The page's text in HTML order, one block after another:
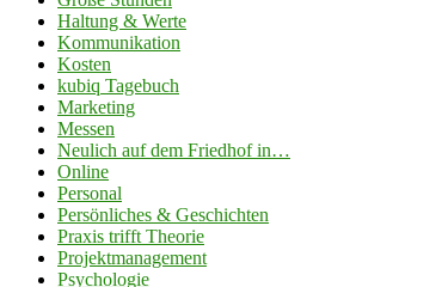
Haltung & Werte
Kommunikation
Kosten
kubiq Tagebuch
Marketing
Messen
Neulich auf dem Friedhof in…
Online
Personal
Persönliches & Geschichten
Praxis trifft Theorie
Projektmanagement
Psychologie